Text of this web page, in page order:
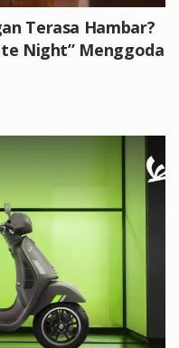
Terasa Hambar?
Night” Menggoda